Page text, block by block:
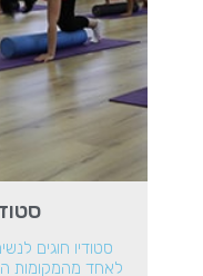
סטודיו חוגים
לאחד מהמקומות